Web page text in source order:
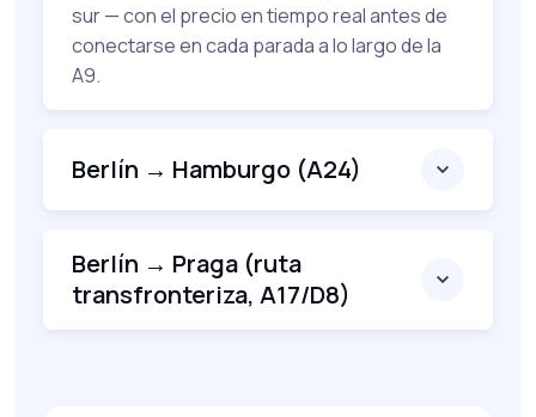
sur — con el precio en tiempo real antes de
conectarse en cada parada a lo largo de la
A9.
Berlín → Hamburgo (A24)
Berlín → Praga (ruta
transfronteriza, A17/D8)